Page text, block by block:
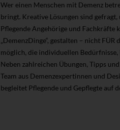
Wer einen Menschen mit Demenz
bringt. Kreative Lösungen sind
Pflegende Angehörige und Fachkräfte
„DemenzDinge“, gestalten – nicht
möglich, die individuellen
Neben zahlreichen Übungen, Tipps
Team aus Demenzexpertinnen und
begleitet Pflegende und Gepflegte auf